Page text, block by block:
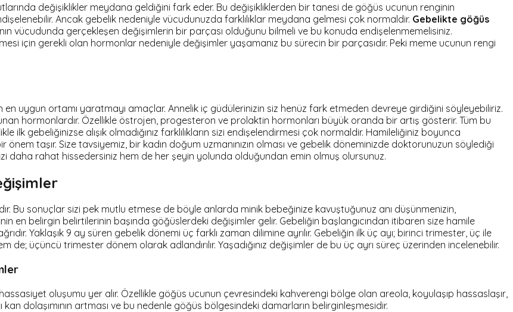
değişiklikler meydana geldiğini fark eder. Bu değişikliklerden bir tanesi de göğüs ucunun renginin
Ancak gebelik nedeniyle vücudunuzda farklılıklar meydana gelmesi çok normaldir. Gebelikte göğüs
vücudunda gerçekleşen değişimlerin bir parçası olduğunu bilmeli ve bu konuda endişelenmemelisiniz.
için gerekli olan hormonlar nedeniyle değişimler yaşamanız bu sürecin bir parçasıdır. Peki meme ucunun rengi
uygun ortamı yaratmayı amaçlar. Annelik iç güdülerinizin siz henüz fark etmeden devreye girdiğini söyleyebiliriz.
hormonlardır. Özellikle östrojen, progesteron ve prolaktin hormonları büyük oranda bir artış gösterir. Tüm bu
gebeliğinizse alışık olmadığınız farklılıkların sizi endişelendirmesi çok normaldir. Hamileliğiniz boyunca
taşır. Size tavsiyemiz, bir kadın doğum uzmanınızın olması ve gebelik döneminizde doktorunuzun söylediği
daha rahat hissedersiniz hem de her şeyin yolunda olduğundan emin olmuş olursunuz.
Bu sonuçlar sizi pek mutlu etmese de böyle anlarda minik bebeğinize kavuştuğunuz anı düşünmenizin,
en belirgin belirtilerinin başında göğüslerdeki değişimler gelir. Gebeliğin başlangıcından itibaren size hamile
Yaklaşık 9 ay süren gebelik dönemi üç farklı zaman dilimine ayrılır. Gebeliğin ilk üç ayı; birinci trimester, üç ile
de; üçüncü trimester dönem olarak adlandırılır. Yaşadığınız değişimler de bu üç ayrı süreç üzerinden incelenebilir.
oluşumu yer alır. Özellikle göğüs ucunun çevresindeki kahverengi bölge olan areola, koyulaşıp hassaslaşır,
dolaşımının artması ve bu nedenle göğüs bölgesindeki damarların belirginleşmesidir.